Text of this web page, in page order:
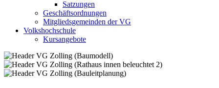
Satzungen
Geschäftsordnungen
Mitgliedsgemeinden der VG
Volkshochschule
Kursangebote